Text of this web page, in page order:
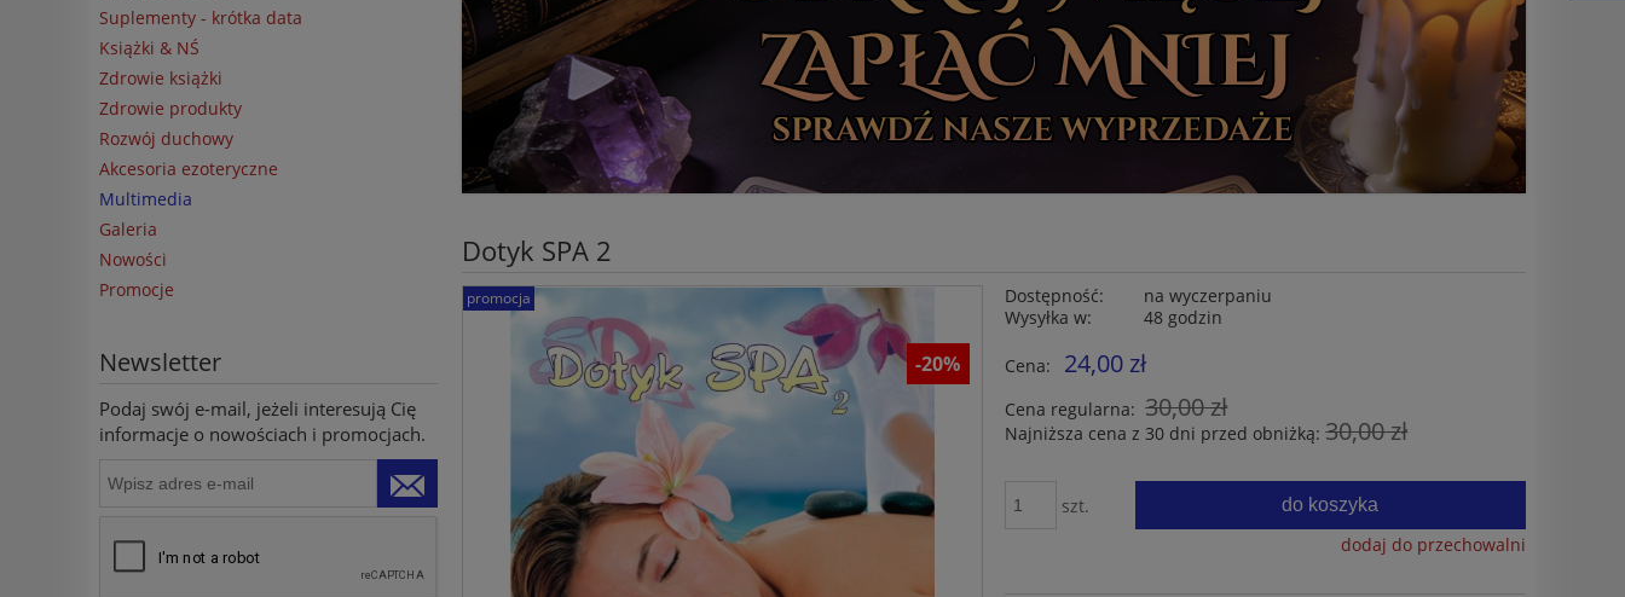
Suplementy - krótka data
Książki & NŚ
Zdrowie książki
Zdrowie produkty
Rozwój duchowy
Akcesoria ezoteryczne
Multimedia
Galeria
Nowości
Promocje
Newsletter
Podaj swój e-mail, jeżeli interesują Cię
informacje o nowościach i promocjach.
Dotyk SPA 2
promocja
-20%
Dostępność:
na wyczerpaniu
Wysyłka w:
48 godzin
Cena: 24,00 zł
Cena regularna: 30,00 zł
Najniższa cena z 30 dni przed obniżką:30,00 zł
szt. do koszyka
dodaj do przechowalni